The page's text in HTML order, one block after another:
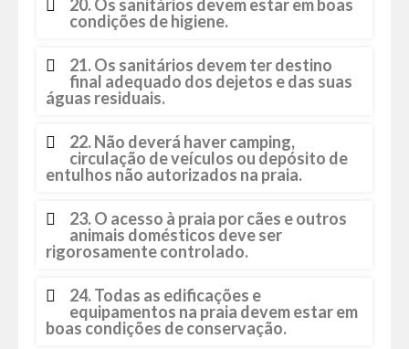
20. Os sanitários devem estar em boas
condições de higiene.
21. Os sanitários devem ter destino
final adequado dos dejetos e das suas
águas residuais.
22. Não deverá haver camping,
circulação de veículos ou depósito de
entulhos não autorizados na praia.
23. O acesso à praia por cães e outros
animais domésticos deve ser
rigorosamente controlado.
24. Todas as edificações e
equipamentos na praia devem estar em
boas condições de conservação.